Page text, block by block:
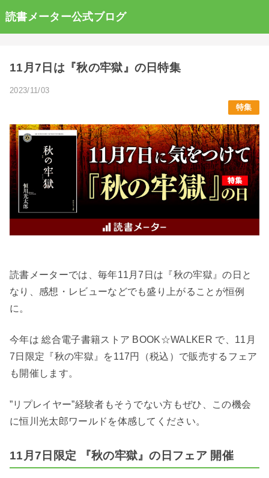
読書メーター公式ブログ
11月7日は『秋の牢獄』の日特集
2023/11/03
特集
読書メーターでは、毎年11月7日は『秋の牢獄』の日と
なり、感想・レビューなどでも盛り上がることが恒例
に。
今年は 総合電子書籍ストア BOOK☆WALKER で、11月
7日限定『秋の牢獄』を117円（税込）で販売するフェア
も開催します。
”リプレイヤー”経験者もそうでない方もぜひ、この機会
に恒川光太郎ワールドを体感してください。
11月7日限定 『秋の牢獄』の日フェア 開催